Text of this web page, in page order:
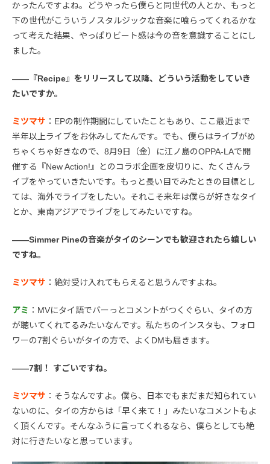
かったんですよね。どうやったら僕らと同世代の人とか、もっと
下の世代がこういうノスタルジックな音楽に喰らってくれるかな
って考えた結果、やっぱりビート感は今の音を意識することにし
ました。
――『Recipe』をリリースして以降、どういう活動をしていき
たいですか。
ミツマサ ：EPの制作期間にしていたこともあり、ここ最近まで
半年以上ライブをお休みしてたんです。でも、僕らはライブがめ
ちゃくちゃ好きなので、8月9日（金）に江ノ島のOPPA-LAで開
催する『New Action!』とのコラボ企画を皮切りに、たくさんラ
イブをやっていきたいです。もっと長い目でみたときの目標とし
ては、海外でライブをしたい。それこそ来年は僕らが好きなタイ
とか、東南アジアでライブをしてみたいですね。
――Simmer Pineの音楽がタイのシーンでも歓迎されたら嬉しい
ですね。
ミツマサ ：絶対受け入れてもらえると思うんですよね。
アミ ：MVにタイ語でバーっとコメントがつくぐらい、タイの方
が聴いてくれてるみたいなんです。私たちのインスタも、フォロ
ワーの7割ぐらいがタイの方で、よくDMも届きます。
――7割！ すごいですね。
ミツマサ ：そうなんですよ。僕ら、日本でもまだまだ知られてい
ないのに、タイの方からは「早く来て！」みたいなコメントもよ
く頂くんです。そんなふうに言ってくれるなら、僕らとしても絶
対に行きたいなと思っています。